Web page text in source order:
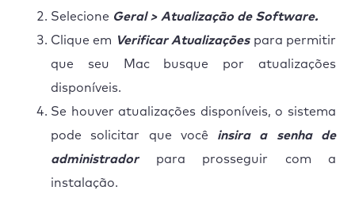
Selecione Geral > Atualização de Software.
Clique em Verificar Atualizaçõespara permitir
que seu Mac busque por atualizações
disponíveis.
Se houver atualizações disponíveis, o sistema
pode solicitar que você insira a senha de
administradorpara prosseguir com a
instalação.